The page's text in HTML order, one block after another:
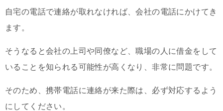
自宅の電話で連絡が取れなければ、会社の電話にかけてき
ます。
そうなると会社の上司や同僚など、職場の人に借金をして
いることを知られる可能性が高くなり、非常に問題です。
そのため、携帯電話に連絡が来た際は、必ず対応するよう
にしてください。